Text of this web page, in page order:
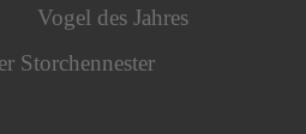
Vogel des Jahres
Storchennester